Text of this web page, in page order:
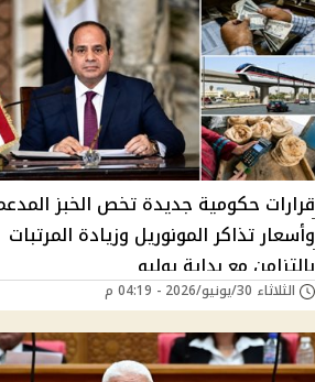
قرارات حكومية جديدة تخص الخبز
وأسعار تذاكر المونوريل وزيادة المرتبات
بالتزامن مع بداية يوليو
الثلاثاء 30/يونيو/2026 - 04:19 م